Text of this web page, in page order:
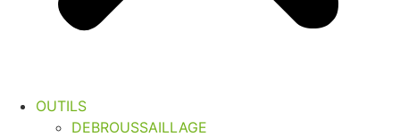
OUTILS
DEBROUSSAILLAGE